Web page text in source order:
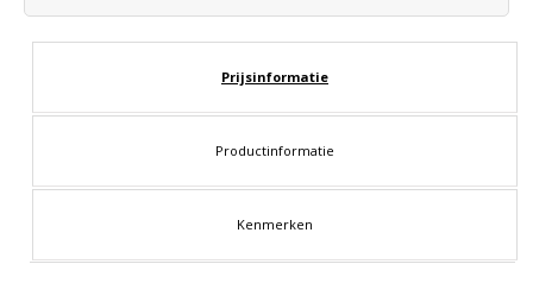
Prijsinformatie
Productinformatie
Kenmerken